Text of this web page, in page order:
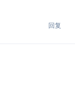
回复